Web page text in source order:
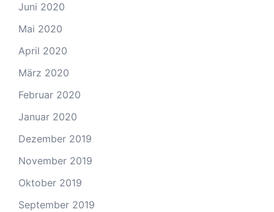
Juni 2020
Mai 2020
April 2020
März 2020
Februar 2020
Januar 2020
Dezember 2019
November 2019
Oktober 2019
September 2019